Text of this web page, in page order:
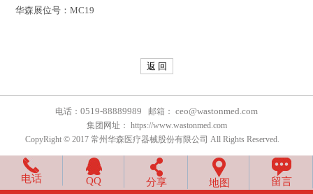
华森展位号：MC19
返 回
电话： 0519-88889989 邮箱： ceo@wastonmed.com
集团网址： https://www.wastonmed.com
CopyRight © 2017 常州华森医疗器械股份有限公司 All Rights Reserved.
电话 QQ 分享 地图 留言